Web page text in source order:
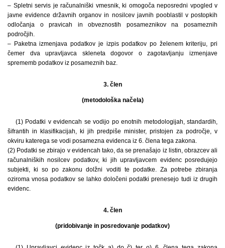
– Spletni servis je računalniški vmesnik, ki omogoča neposredni vpogled v
javne evidence državnih organov in nosilcev javnih pooblastil v postopkih
odločanja o pravicah in obveznostih posameznikov na posameznih
področjih.
– Paketna izmenjava podatkov je izpis podatkov po želenem kriteriju, pri
čemer dva upravljavca skleneta dogovor o zagotavljanju izmenjave
sprememb podatkov iz posameznih baz.
3. člen
(metodološka načela)
(1) Podatki v evidencah se vodijo po enotnih metodologijah, standardih,
šifrantih in klasifikacijah, ki jih predpiše minister, pristojen za področje, v
okviru katerega se vodi posamezna evidenca iz 6. člena tega zakona.
(2) Podatki se zbirajo v evidencah tako, da se prenašajo iz listin, obrazcev ali
računalniških nosilcev podatkov, ki jih upravljavcem evidenc posredujejo
subjekti, ki so po zakonu dolžni voditi te podatke. Za potrebe zbiranja
oziroma vnosa podatkov se lahko določeni podatki prenesejo tudi iz drugih
evidenc.
4. člen
(pridobivanje in posredovanje podatkov)